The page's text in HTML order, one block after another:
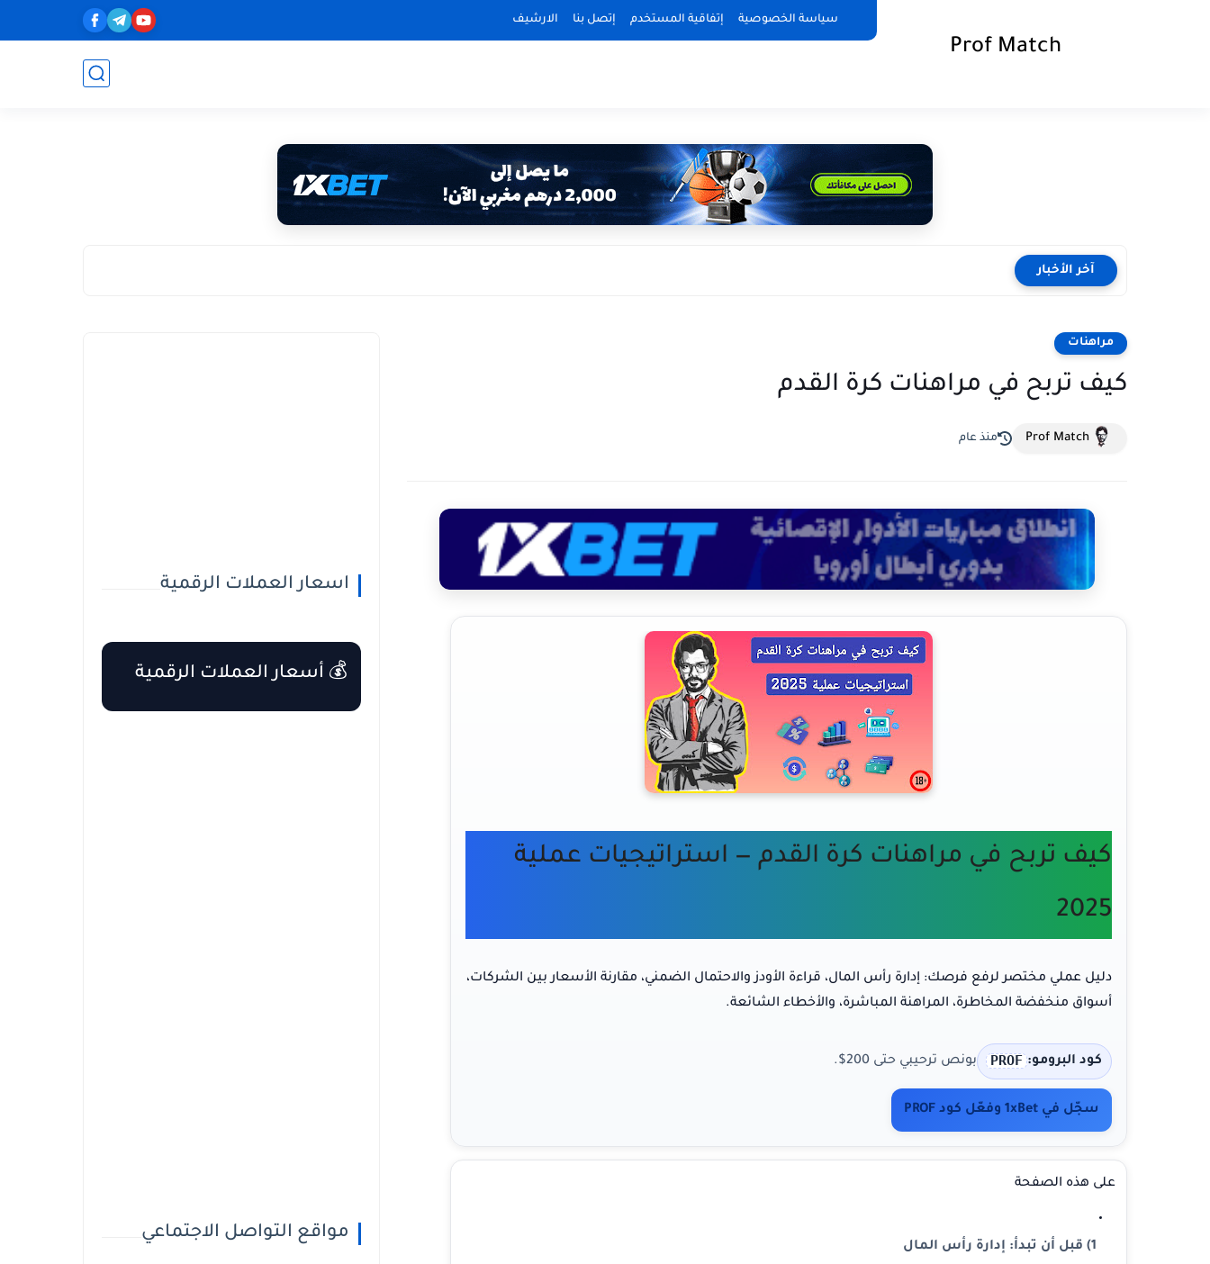
سياسة الخصوصية إتفاقية المستخدم إتصل بنا الارشيف
Prof Match
آخر الأخبار
مراهنات
كيف تربح في مراهنات كرة القدم
Prof Match منذ عام
كيف تربح في مراهنات كرة القدم — استراتيجيات عملية
2025
دليل عملي مختصر لرفع فرصك: إدارة رأس المال، قراءة الأودز والاحتمال الضمني، مقارنة الأسعار بين الشركات،
أسواق منخفضة المخاطرة، المراهنة المباشرة، والأخطاء الشائعة.
كود البرومو: PROF بونص ترحيبي حتى200$.
سجّل في 1xBet وفعّل كود PROF
على هذه الصفحة
1) قبل أن تبدأ: إدارة رأس المال
اسعار العملات الرقمية
💰 أسعار العملات الرقمية
مواقع التواصل الاجتماعي